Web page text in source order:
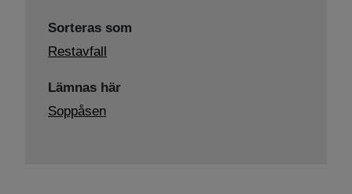
Sorteras som
Restavfall
Lämnas här
Soppåsen